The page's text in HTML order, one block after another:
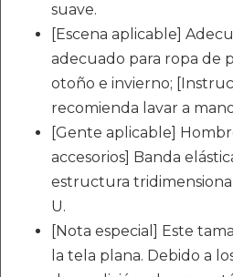
suave.
[Escena aplicable]
adecuado para ropa de
otoño e invierno;
recomienda lavar a
[Gente aplicable]
accesorios] Banda
estructura
U.
[Nota especial] Este
la tela plana. Debido a